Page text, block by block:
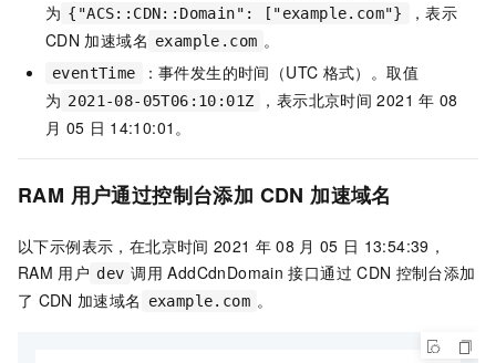
为 {"ACS::CDN::Domain": ["example.com"}
，表示
CDN 加速域名 example.com 。
eventTime ：事件发生的时间（UTC 格式）。取值
为 2021-08-05T06:10:01Z ，表示北京时间 2021 年 08
月 05 日 14:10:01。
RAM 用户通过控制台添加 CDN 加速域名
以下示例表示，在北京时间 2021 年 08 月 05 日 13:54:39，
RAM 用户 dev 调用 AddCdnDomain 接口通过 CDN 控制台添加
了 CDN 加速域名 example.com 。